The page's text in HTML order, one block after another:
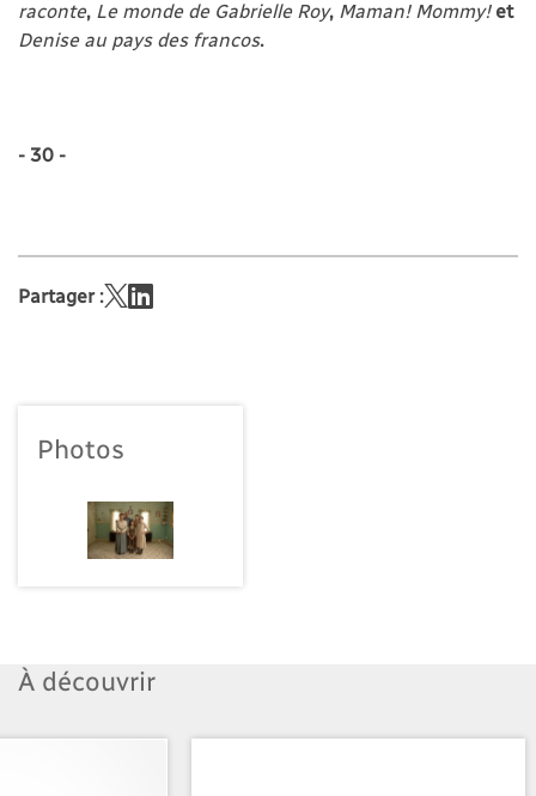
raconte, Le monde de Gabrielle Roy, Maman! Mommy!et
Denise au pays des francos.
- 30 -
Partager :
Photos
À découvrir